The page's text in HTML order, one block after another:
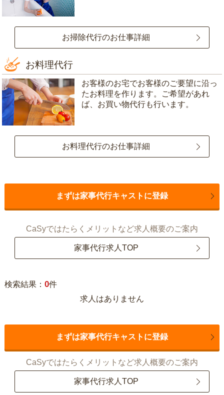
お掃除代行のお仕事詳細
お料理代行
お客様のお宅でお客様のご要望に沿っ
たお料理を作ります。ご希望があれ
ば、お買い物代行も行います。
お料理代行のお仕事詳細
まずは家事代行キャストに登録
CaSyではたらくメリットなど求人概要のご案内
家事代行求人TOP
検索結果： 0件
求人はありません
まずは家事代行キャストに登録
CaSyではたらくメリットなど求人概要のご案内
家事代行求人TOP